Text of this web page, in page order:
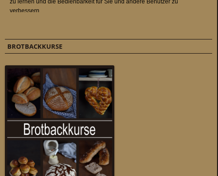
BROTBACKKURSE